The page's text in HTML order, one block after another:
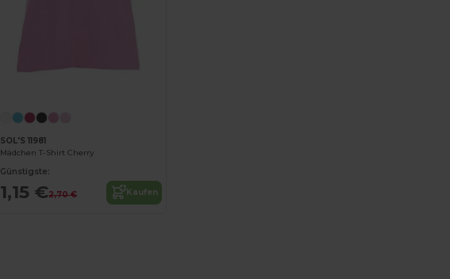
SOL'S 11981
Mädchen T-Shirt Cherry
Günstigste:
1,15 €2,70 € Kaufen